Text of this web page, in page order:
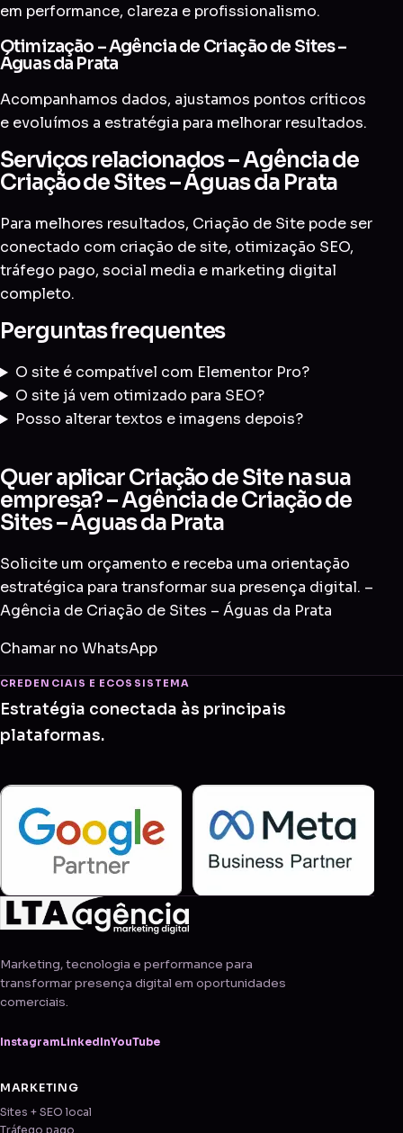
em performance, clareza e profissionalismo.
Otimização – Agência de Criação de Sites –
Águas da Prata
Acompanhamos dados, ajustamos pontos críticos
e evoluímos a estratégia para melhorar resultados.
Serviços relacionados – Agência de
Criação de Sites – Águas da Prata
Para melhores resultados, Criação de Site pode ser
conectado com criação de site, otimização SEO,
tráfego pago, social media e marketing digital
completo.
Perguntas frequentes
O site é compatível com Elementor Pro?
O site já vem otimizado para SEO?
Posso alterar textos e imagens depois?
Quer aplicar Criação de Site na sua
empresa? – Agência de Criação de
Sites – Águas da Prata
Solicite um orçamento e receba uma orientação
estratégica para transformar sua presença digital. –
Agência de Criação de Sites – Águas da Prata
Chamar no WhatsApp
CREDENCIAIS E ECOSSISTEMA
Estratégia conectada às principais
plataformas.
Marketing, tecnologia e performance para
transformar presença digital em oportunidades
comerciais.
Instagram LinkedInYouTube
MARKETING
Sites + SEO local